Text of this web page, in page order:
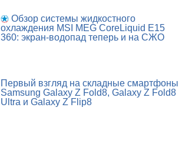
Обзор системы жидкостного
охлаждения MSI MEG CoreLiquid E15
360: экран-водопад теперь и на СЖО
Первый взгляд на складные смартфоны
Samsung Galaxy Z Fold8, Galaxy Z Fold8
Ultra и Galaxy Z Flip8